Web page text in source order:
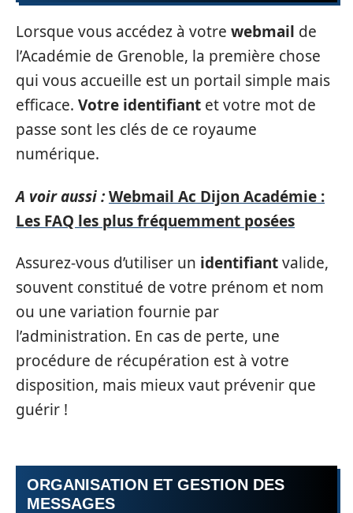
Lorsque vous accédez à votre webmail de
l’Académie de Grenoble, la première chose
qui vous accueille est un portail simple mais
efficace. Votre identifiant et votre mot de
passe sont les clés de ce royaume
numérique.
A voir aussi :Webmail Ac Dijon Académie :
Les FAQ les plus fréquemment posées
Assurez-vous d’utiliser un identifiantvalide,
souvent constitué de votre prénom et nom
ou une variation fournie par
l’administration. En cas de perte, une
procédure de récupération est à votre
disposition, mais mieux vaut prévenir que
guérir !
ORGANISATION ET GESTION DES
MESSAGES